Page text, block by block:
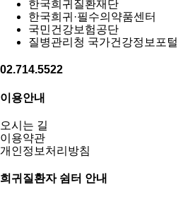
한국희귀질환재단
한국희귀·필수의약품센터
국민건강보험공단
질병관리청 국가건강정보포털
02.714.5522
이용안내
오시는 길
이용약관
개인정보처리방침
희귀질환자 쉼터 안내